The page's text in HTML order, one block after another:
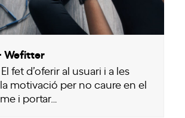
Wefitter
fet d’oferir al usuari i a les
motivació per no caure en el
i portar…